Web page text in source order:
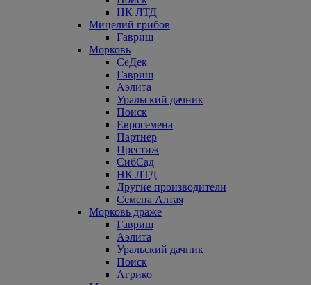
НК ЛТД
Мицелий грибов
Гавриш
Морковь
СеДек
Гавриш
Аэлита
Уральский дачник
Поиск
Евросемена
Партнер
Престиж
СибСад
НК ЛТД
Другие производители
Семена Алтая
Морковь драже
Гавриш
Аэлита
Уральский дачник
Поиск
Агрико